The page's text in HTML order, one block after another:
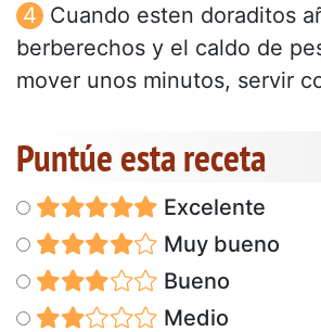
Cuando esten doraditos
berberechos y el caldo de
mover unos minutos, servir
Puntúe esta receta
Excelente
Muy bueno
Bueno
Medio